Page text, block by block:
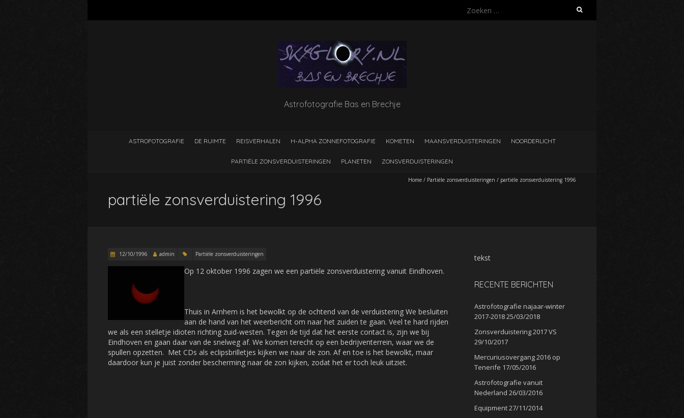
Zoeken
Astrofotografie Bas en Brechje
ASTROFOTOGRAFIE DE RUIMTE REISVERHALEN H-ALPHA ZONNEFOTOGRAFIE KOMETEN MAANSVERDUISTERINGEN NOORDERLICHT
PARTIËLE ZONSVERDUISTERINGEN PLANETEN ZONSVERDUISTERINGEN
Home / Partiële zonsverduisteringen / partiële zonsverduistering 1996
partiële zonsverduistering 1996
12/10/1996 admin Partiële zonsverduisteringen
Op 12 oktober 1996 zagen we een partiële zonsverduistering vanuit Eindhoven.
Thuis in Arnhem is het bewolkt op de ochtend van de verduistering We besluiten
aan de hand van het weerbericht om naar het zuiden te gaan. Veel te hard rijden
we als een stelletje idioten richting zuid-westen. Tegen de tijd dat het eerste contact is, zijn we bij
Eindhoven en gaan daar van de snelweg af. We komen terecht op een bedrijventerrein, waar we de
spullen opzetten. Met CDs als eclipsbrilletjes kijken we naar de zon. Af en toe is het bewolkt, maar
daardoor kun je juist zonder bescherming naar de zon kijken, zodat het er toch leuk uitziet.
tekst
RECENTE BERICHTEN
Astrofotografie najaar-winter
2017-201825/03/2018
Zonsverduistering 2017 VS
29/10/2017
Mercuriusovergang 2016 op
Tenerife 17/05/2016
Astrofotografie vanuit
Nederland 26/03/2016
Equipment27/11/2014